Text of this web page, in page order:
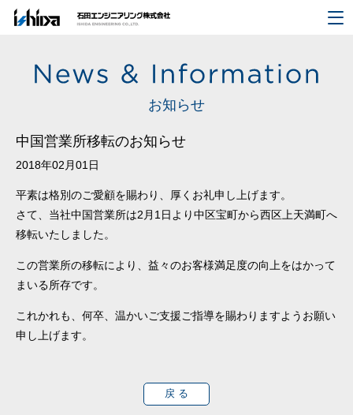
お知らせ
中国営業所移転のお知らせ
2018年02月01日
平素は格別のご愛顧を賜わり、厚くお礼申し上げます。
さて、当社中国営業所は2月1日より中区宝町から西区上天満町へ
移転いたしました。
この営業所の移転により、益々のお客様満足度の向上をはかって
まいる所存です。
これかれも、何卒、温かいご支援ご指導を賜わりますようお願い
申し上げます。
戻 る